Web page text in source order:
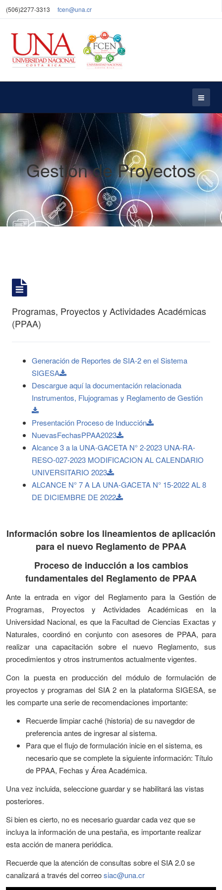
(506)2277-3313 fcen@una.cr
Gestión de Proyectos
Programas, Proyectos y Actividades Académicas
(PPAA)
Generación de Reportes de SIA-2 en el Sistema
SIGESA
Descargue aquí la documentación relacionada
Instrumentos, Flujogramas y Reglamento de Gestión
Presentación Proceso de Inducción
NuevasFechasPPAA2023
Alcance 3 a la UNA-GACETA N° 2-2023 UNA-RA-
RESO-027-2023 MODIFICACION AL CALENDARIO
UNIVERSITARIO 2023
ALCANCE N° 7 A LA UNA-GACETA N° 15-2022 AL 8
DE DICIEMBRE DE 2022
Información sobre los lineamientos de aplicación
para el nuevo Reglamento de PPAA
Proceso de inducción a los cambios
fundamentales del Reglamento de PPAA
Ante la entrada en vigor del Reglamento para la Gestión de
Programas, Proyectos y Actividades Académicas en la
Universidad Nacional, es que la Facultad de Ciencias Exactas y
Naturales, coordinó en conjunto con asesores de PPAA, para
realizar una capacitación sobre el nuevo Reglamento, sus
procedimientos y otros instrumentos actualmente vigentes.
Con la puesta en producción del módulo de formulación de
proyectos y programas del SIA 2 en la plataforma SIGESA, se
les comparte una serie de recomendaciones importante:
Recuerde limpiar caché (historia) de su navegdor de
preferencia antes de ingresar al sistema.
Para que el flujo de formulación inicie en el sistema, es
necesario que se complete la siguiente información: Título
de PPAA, Fechas y Área Académica.
Una vez incluida, seleccione guardar y se habilitará las vistas
posteriores.
Si bien es cierto, no es necesario guardar cada vez que se
incluya la información de una pestaña, es importante realizar
esta acción de manera periódica.
Recuerde que la atención de consultas sobre el SIA 2.0 se
canalizará a través del correosiac@una.cr